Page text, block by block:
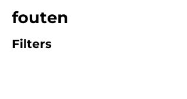
fouten
Filters